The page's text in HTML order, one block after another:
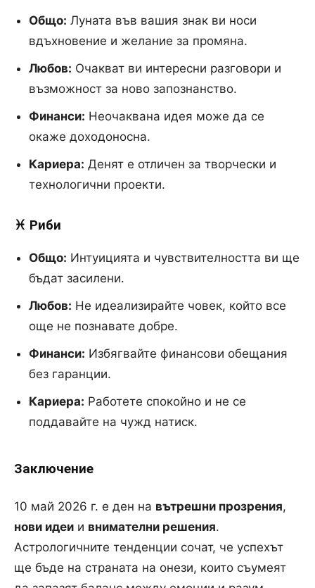
Общо: Луната във вашия знак ви носи
вдъхновение и желание за промяна.
Любов: Очакват ви интересни разговори и
възможност за ново запознанство.
Финанси: Неочаквана идея може да се
окаже доходоносна.
Кариера: Денят е отличен за творчески и
технологични проекти.
♓ Риби
Общо: Интуицията и чувствителността ви ще
бъдат засилени.
Любов: Не идеализирайте човек, който все
още не познавате добре.
Финанси: Избягвайте финансови обещания
без гаранции.
Кариера: Работете спокойно и не се
поддавайте на чужд натиск.
Заключение
10 май 2026 г. е ден на вътрешни прозрения,
нови идеи и внимателни решения.
Астрологичните тенденции сочат, че успехът
ще бъде на страната на онези, които съумеят